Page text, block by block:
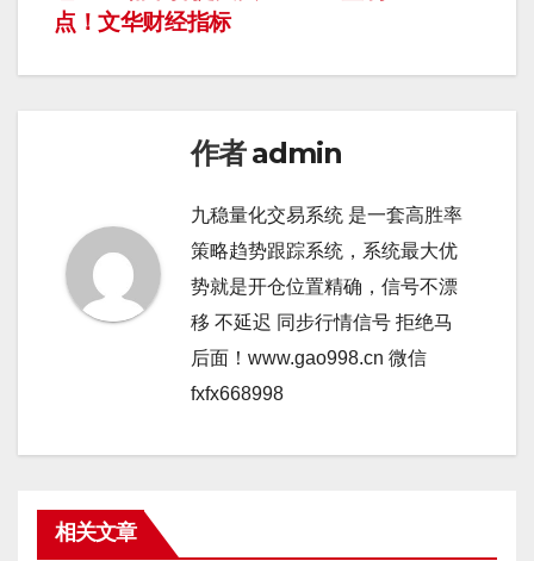
航
点！文华财经指标
作者admin
九稳量化交易系统 是一套高胜率
策略趋势跟踪系统，系统最大优
势就是开仓位置精确，信号不漂
移 不延迟 同步行情信号 拒绝马
后面！www.gao998.cn 微信
fxfx668998
相关文章